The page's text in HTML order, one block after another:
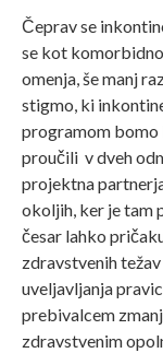
Čeprav se
se kot
omenja, še manj
stigmo, ki
programom bomo
proučili v dveh
projektna
okoljih, ker je tam
česar lahko
zdravstvenih
uveljavljanja
prebivalcem
zdravstvenim